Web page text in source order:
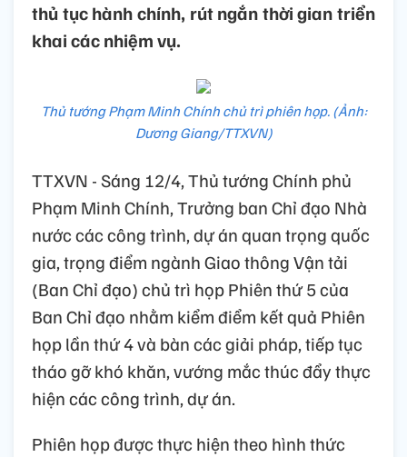
thủ tục hành chính, rút ngắn thời gian triển
khai các nhiệm vụ.
Thủ tướng Phạm Minh Chính chủ trì phiên họp. (Ảnh:
Dương Giang/TTXVN)
TTXVN - Sáng 12/4, Thủ tướng Chính phủ
Phạm Minh Chính, Trưởng ban Chỉ đạo Nhà
nước các công trình, dự án quan trọng quốc
gia, trọng điểm ngành Giao thông Vận tải
(Ban Chỉ đạo) chủ trì họp Phiên thứ 5 của
Ban Chỉ đạo nhằm kiểm điểm kết quả Phiên
họp lần thứ 4 và bàn các giải pháp, tiếp tục
tháo gỡ khó khăn, vướng mắc thúc đẩy thực
hiện các công trình, dự án.
Phiên họp được thực hiện theo hình thức